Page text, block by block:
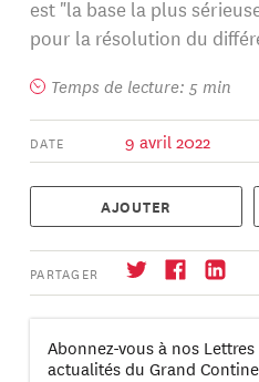
est "la base la plus
pour la résolution du
Temps de lecture: 5 min
DATE 9 avril 2022
AJOUTER
PARTAGER
Abonnez-vous à nos
actualités du Grand